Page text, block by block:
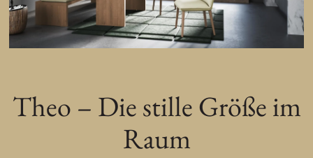
Theo – DiestilleGrößeim
Raum